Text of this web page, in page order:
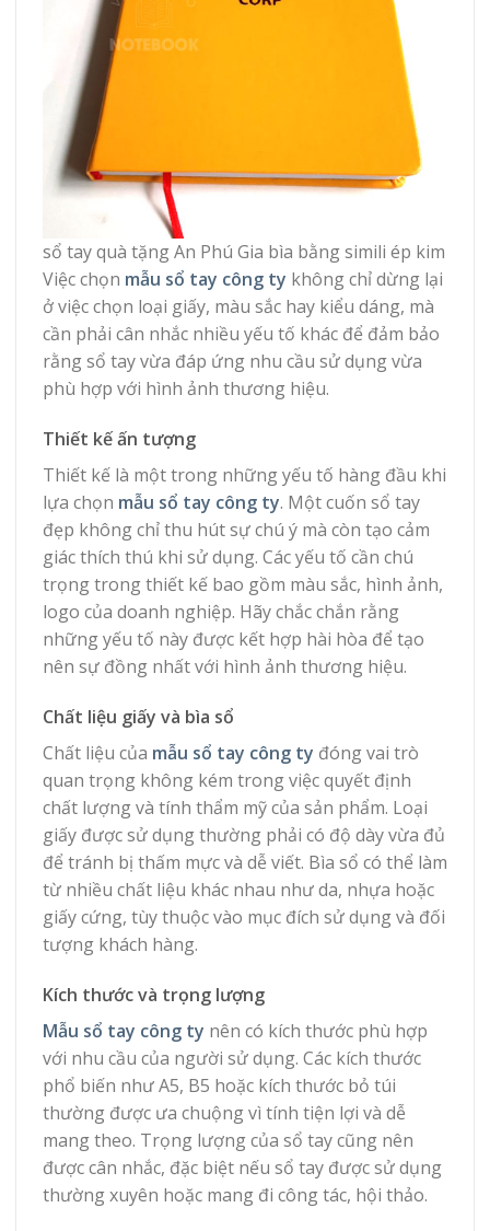
sổ tay quà tặng An Phú Gia bìa bằng simili ép kim
Việc chọn mẫu sổ tay công ty không chỉ dừng lại
ở việc chọn loại giấy, màu sắc hay kiểu dáng, mà
cần phải cân nhắc nhiều yếu tố khác để đảm bảo
rằng sổ tay vừa đáp ứng nhu cầu sử dụng vừa
phù hợp với hình ảnh thương hiệu.
Thiết kế ấn tượng
Thiết kế là một trong những yếu tố hàng đầu khi
lựa chọn mẫu sổ tay công ty. Một cuốn sổ tay
đẹp không chỉ thu hút sự chú ý mà còn tạo cảm
giác thích thú khi sử dụng. Các yếu tố cần chú
trọng trong thiết kế bao gồm màu sắc, hình ảnh,
logo của doanh nghiệp. Hãy chắc chắn rằng
những yếu tố này được kết hợp hài hòa để tạo
nên sự đồng nhất với hình ảnh thương hiệu.
Chất liệu giấy và bìa sổ
Chất liệu của mẫu sổ tay công ty đóng vai trò
quan trọng không kém trong việc quyết định
chất lượng và tính thẩm mỹ của sản phẩm. Loại
giấy được sử dụng thường phải có độ dày vừa đủ
để tránh bị thấm mực và dễ viết. Bìa sổ có thể làm
từ nhiều chất liệu khác nhau như da, nhựa hoặc
giấy cứng, tùy thuộc vào mục đích sử dụng và đối
tượng khách hàng.
Kích thước và trọng lượng
Mẫu sổ tay công ty nên có kích thước phù hợp
với nhu cầu của người sử dụng. Các kích thước
phổ biến như A5, B5 hoặc kích thước bỏ túi
thường được ưa chuộng vì tính tiện lợi và dễ
mang theo. Trọng lượng của sổ tay cũng nên
được cân nhắc, đặc biệt nếu sổ tay được sử dụng
thường xuyên hoặc mang đi công tác, hội thảo.